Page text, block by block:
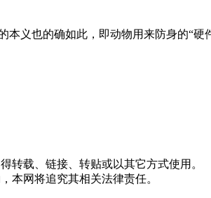
义也的确如此，即动物用来防身的“硬
转载、链接、转贴或以其它方式使用。
本网将追究其相关法律责任。